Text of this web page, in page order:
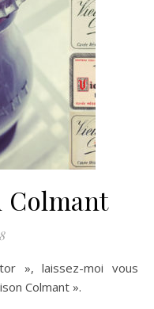
Colmant
Colmant ».